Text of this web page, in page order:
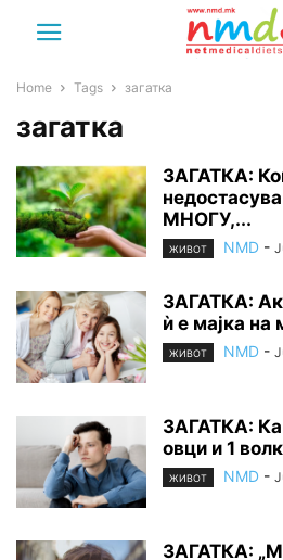
Home Tags загатка
загатка
ЗАГАТКА:
МНОГУ,...
ЖИВОТ NMD -
ЗАГАТКА:
ѝ е мајка на
ЖИВОТ NMD -
ЗАГАТКА:
овци и 1
ЖИВОТ NMD -
ЗАГАТКА: